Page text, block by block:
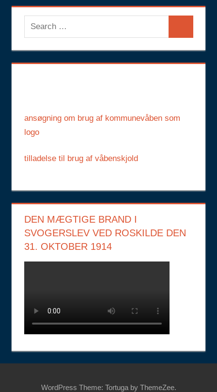
Search
for:
ansøgning om brug af kommunevåben som
logo
tilladelse til brug af våbenskjold
DEN MÆGTIGE BRAND I
SVOGERSLEV VED ROSKILDE DEN
31. OKTOBER 1914
WordPress Theme: Tortuga by ThemeZee.